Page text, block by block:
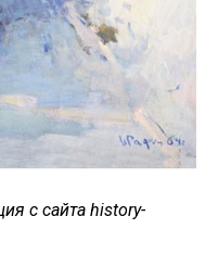
с сайта history-